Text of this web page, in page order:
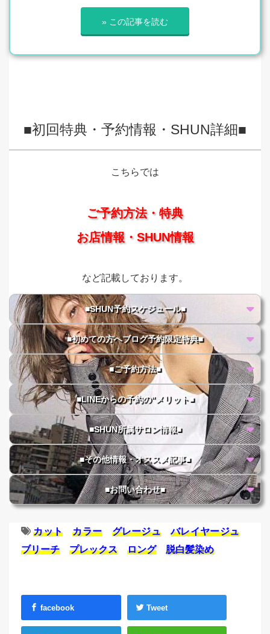
» この記事を読む
■初回特典・予約情報・SHUN詳細■
こちらでは
ご予約方法・特典
お店情報・SHUN情報
など記載しております。
■SHUN予約スケジュール■
■初めての方へブログ予約限定特典■
■ご予約方法■
■LINEからの予約の"メリット■
■SHUN所属サロン情報■
■その他情報・オススメ記事■
■お問い合わせ■
カット カラー グレージュ
バレイヤージュ
ブリーチ
プレックス ロング 脱白髪染め
facebook Tweet